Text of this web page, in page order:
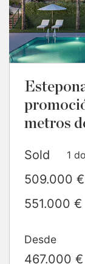
metros
Sold 1
509.000 €
551.000 €
Desde
467.000 €